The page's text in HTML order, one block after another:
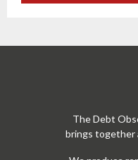
The Debt
brings together